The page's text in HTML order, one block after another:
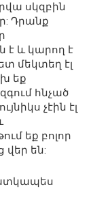
սկզբին
Դրանք
է և կարող է
մեկտեղ էլ
եք
հնչած
չէին էլ
եք բոլոր
վեր են: